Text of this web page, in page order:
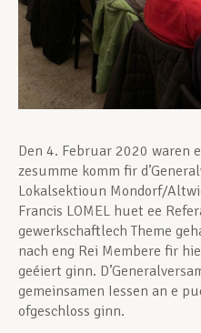
Actualités
Den 4. Februar 2020 waren
zesumme komm fir
Lokalsektioun Mondorf/
Francis LOMEL huet ee
gewerkschaftlech Theme
nach eng Rei Membere fir
geéiert ginn.
gemeinsamen Iessen an e
ofgeschloss ginn.